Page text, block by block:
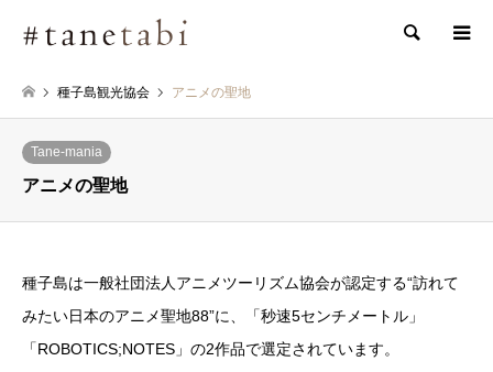
検索
種子島観光協会 アニメの聖地
Tane-mania
アニメの聖地
種子島は一般社団法人アニメツーリズム協会が認定する“訪れて
みたい日本のアニメ聖地88”に、「秒速5センチメートル」
「ROBOTICS;NOTES」の2作品で選定されています。